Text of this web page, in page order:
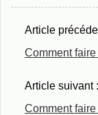
Article
Comment
Article suivant :
Comment